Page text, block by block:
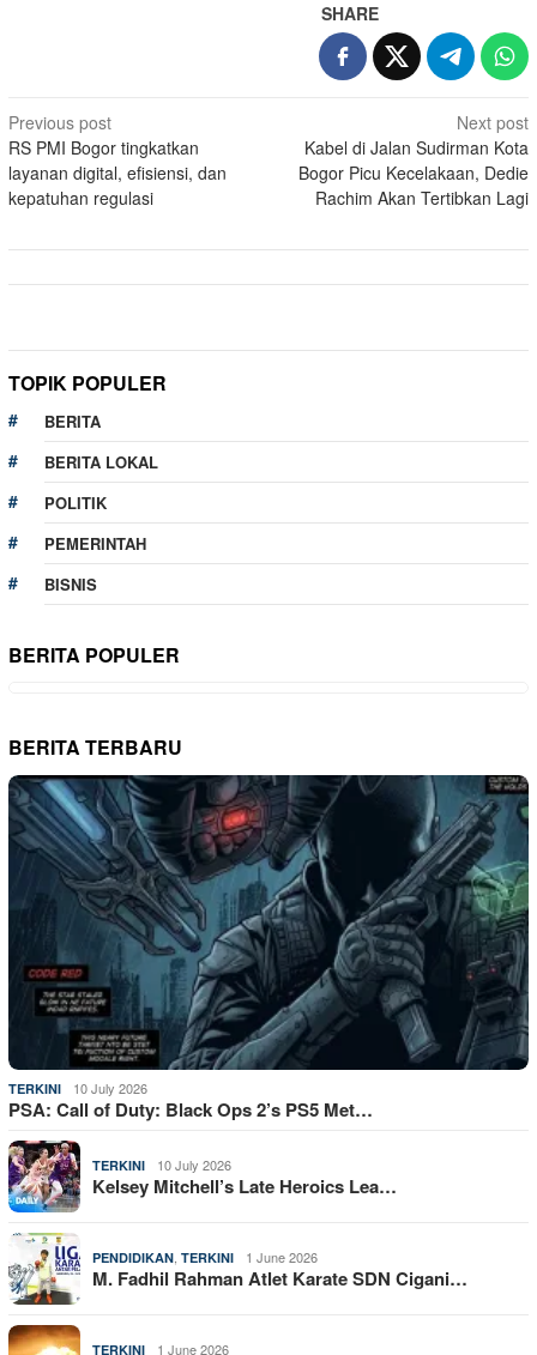
SHARE
Post
navigation
Previous post
RS PMI Bogor tingkatkan
layanan digital, efisiensi, dan
kepatuhan regulasi
Next post
Kabel di Jalan Sudirman Kota
Bogor Picu Kecelakaan, Dedie
Rachim Akan Tertibkan Lagi
TOPIK POPULER
BERITA
BERITA LOKAL
POLITIK
PEMERINTAH
BISNIS
BERITA POPULER
BERITA TERBARU
TERKINI 10 July 2026
PSA: Call of Duty: Black Ops 2’s PS5 Met…
TERKINI 10 July 2026
Kelsey Mitchell’s Late Heroics Lea…
PENDIDIKAN, TERKINI 1 June 2026
M. Fadhil Rahman Atlet Karate SDN Cigani…
TERKINI 1 June 2026